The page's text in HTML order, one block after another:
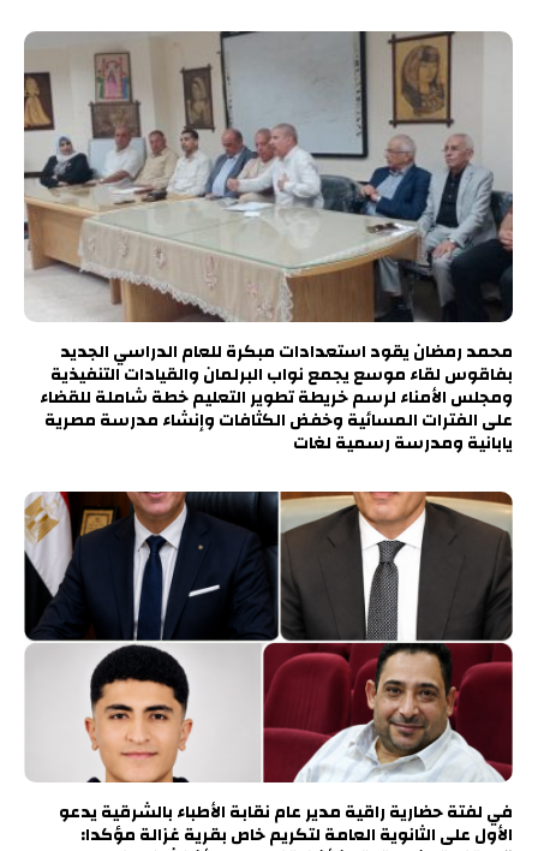
محمد رمضان يقود استعدادات مبكرة للعام الدراسي الجديد
بفاقوس لقاء موسع يجمع نواب البرلمان والقيادات التنفيذية
ومجلس الأمناء لرسم خريطة تطوير التعليم خطة شاملة للقضاء
على الفترات المسائية وخفض الكثافات وإنشاء مدرسة مصرية
يابانية ومدرسة رسمية لغات
في لفتة حضارية راقية مدير عام نقابة الأطباء بالشرقية يدعو
الأول على الثانوية العامة لتكريم خاص بقرية غزالة مؤكدا: